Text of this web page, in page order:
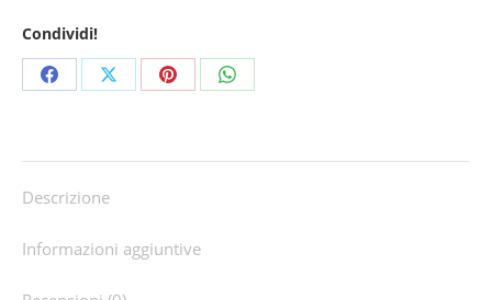
Condividi!
Share Share Share Share
Descrizione
Informazioni aggiuntive